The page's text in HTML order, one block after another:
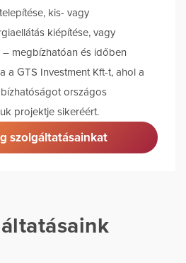
kis- vagy
kiépítése, vagy
megbízhatóan és időben
a GTS Investment Kft-t, ahol a
országos
projektje sikeréért.
szolgáltatásainkat